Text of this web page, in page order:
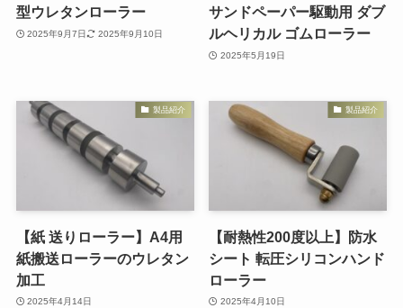
型ウレタンローラー
2025年9月7日 2025年9月10日
サンドペーパー駆動用 ダブ
ルヘリカル ゴムローラー
2025年5月19日
製品紹介
【紙 送りローラー】A4用
紙搬送ローラーのウレタン
加工
2025年4月14日
製品紹介
【耐熱性200度以上】防水
シート 転圧シリコンハンド
ローラー
2025年4月10日